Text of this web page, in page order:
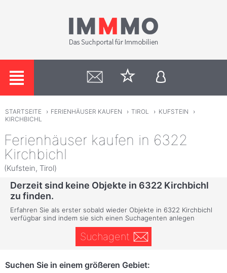
STARTSEITE › FERIENHÄUSER KAUFEN › TIROL › KUFSTEIN
›
KIRCHBICHL
Ferienhäuser kaufen in 6322
Kirchbichl
(Kufstein, Tirol)
Derzeit sind keine Objekte in 6322 Kirchbichl
zu finden.
Erfahren Sie als erster sobald wieder Objekte in 6322 Kirchbichl
verfügbar sind indem sie sich einen Suchagenten anlegen
Suchagent
Suchen Sie in einem größeren Gebiet: